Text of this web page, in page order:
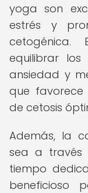
yoga son
estrés y
equilibrar los
ansiedad y
que
de cetosis
Además, la
sea a través
tiempo
beneficioso